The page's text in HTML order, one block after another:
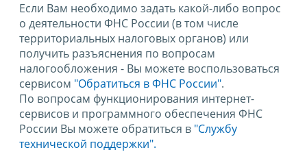
Если Вам необходимо задать какой-либо вопрос
о деятельности ФНС России (в том числе
территориальных налоговых органов) или
получить разъяснения по вопросам
налогообложения - Вы можете воспользоваться
сервисом "Обратиться в ФНС России".
По вопросам функционирования интернет-
сервисов и программного обеспечения ФНС
России Вы можете обратиться в "Службу
технической поддержки".